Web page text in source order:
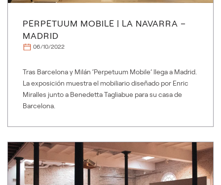
PERPETUUM MOBILE | LA NAVARRA –
MADRID
06/10/2022
Tras Barcelona y Milán ‘Perpetuum Mobile’ llega a Madrid.
La exposición muestra el mobiliario diseñado por Enric
Miralles junto a Benedetta Tagliabue para su casa de
Barcelona.